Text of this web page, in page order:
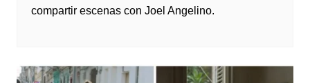
compartir escenas con Joel Angelino.